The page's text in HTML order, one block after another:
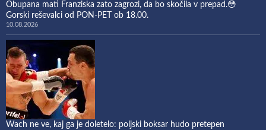
Obupana mati Franziska zato zagrozi, da bo skočila v prepad.😳
Gorski reševalci od PON-PET ob 18.00.
10.08.2026
Wach ne ve, kaj ga je doletelo: poljski boksar hudo pretepen